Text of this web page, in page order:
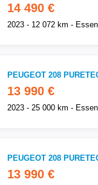
14 490 €
2023 - 12 072 km -
PEUGEOT 208
13 990 €
2023 - 25 000 km -
PEUGEOT 208
13 990 €